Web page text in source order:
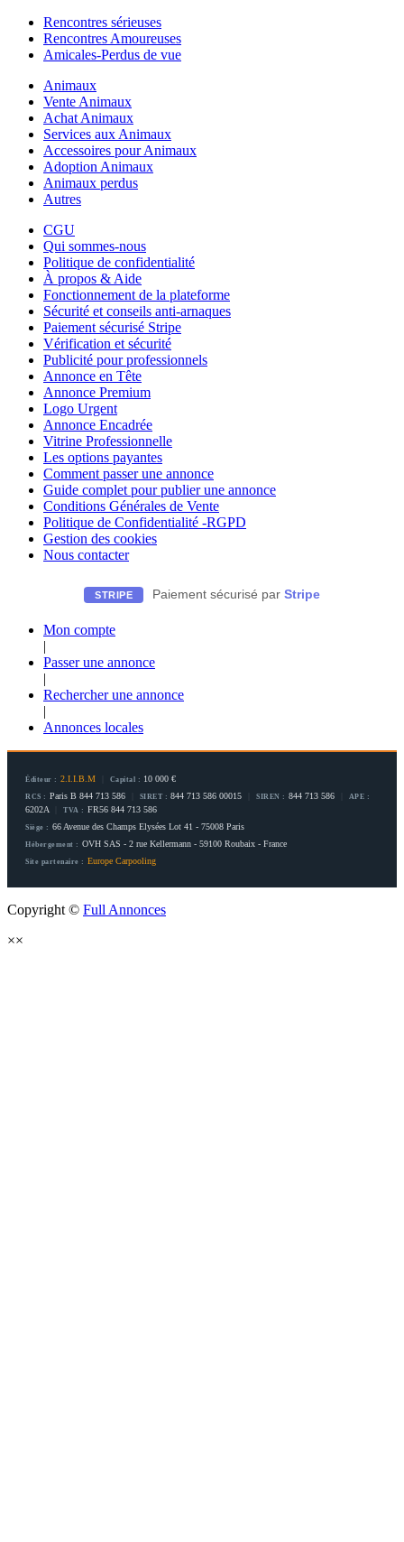
Rencontres sérieuses
Rencontres Amoureuses
Amicales-Perdus de vue
Animaux
Vente Animaux
Achat Animaux
Services aux Animaux
Accessoires pour Animaux
Adoption Animaux
Animaux perdus
Autres
CGU
Qui sommes-nous
Politique de confidentialité
À propos & Aide
Fonctionnement de la plateforme
Sécurité et conseils anti-arnaques
Paiement sécurisé Stripe
Vérification et sécurité
Publicité pour professionnels
Annonce en Tête
Annonce Premium
Logo Urgent
Annonce Encadrée
Vitrine Professionnelle
Les options payantes
Comment passer une annonce
Guide complet pour publier une annonce
Conditions Générales de Vente
Politique de Confidentialité -RGPD
Gestion des cookies
Nous contacter
STRIPE Paiement sécurisé par Stripe
Mon compte
|
Passer une annonce
|
Rechercher une annonce
|
Annonces locales
Éditeur : 2.I.I.B.M Capital : 10 000 €
RCS : Paris B 844 713 586 SIRET : 844 713 586 00015 SIREN : 844 713 586 APE :
6202A TVA : FR56 844 713 586
Siège : 66 Avenue des Champs Elysées Lot 41 - 75008 Paris
Hébergement : OVH SAS - 2 rue Kellermann - 59100 Roubaix - France
Site partenaire : Europe Carpooling
Copyright © Full Annonces
××